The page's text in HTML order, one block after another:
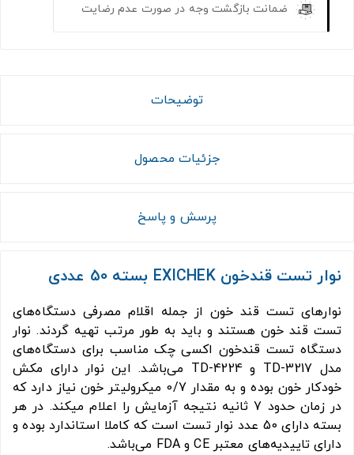
ضمانت بازگشت وجه در صورت عدم رضایت
توضیحات
جزئیات محصول
پرسش و پاسخ
نوار تست قندخون EXICHEK بسته 50 عددی
نوارهای تست قند خون از جمله اقلام مصرفی دستگاه‌های
تست قند خون هستند و باید به طور مرتب تهیه گردند. نوار
دستگاه تست قند‌خون اکسی چک مناسب برای دستگاه‌های
مدل TD-3217 و TD-4224 می‌باشد. این نوار دارای مکش
خودکار خون بوده و به مقدار 0/7 میکرو‌لیتر خون نیاز دارد که
در زمان حدود 7 ثانیه نتیجه آزمایش را اعلام میکند. در هر
بسته دارای 50 عدد نوار تست است که کاملا استاندارد بوده و
دارای تاییدیه‌های معتبر CE و FDA می‌باشد.